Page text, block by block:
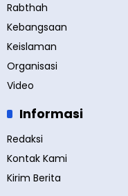
Rabthah
Kebangsaan
Keislaman
Organisasi
Video
Informasi
Redaksi
Kontak Kami
Kirim Berita